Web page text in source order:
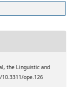
the Linguistic and
ope.126